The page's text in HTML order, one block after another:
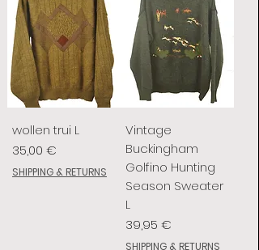
wollen trui L
Prix
35,00 €
SHIPPING & RETURNS
Vintage
Buckingham
Golfino Hunting
Season Sweater
L
Prix
39,95 €
SHIPPING & RETURNS